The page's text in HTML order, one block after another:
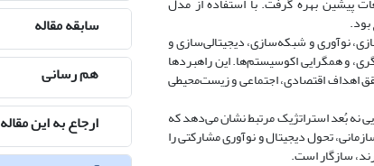
نوآوری و شبکه‌سازی، دیجیتالی‌سازی و
و همگرایی اکوسیستم‌ها. این راهبردها
اهداف اقتصادی، اجتماعی و زیست‌محیطی
نه بُعد استراتژیک مرتبط نشان می‌دهد که
تحول دیجیتال و نوآوری مشارکتی را
سازگار است.
سابقه مقاله
هم رسانی
ارجاع به این مقاله